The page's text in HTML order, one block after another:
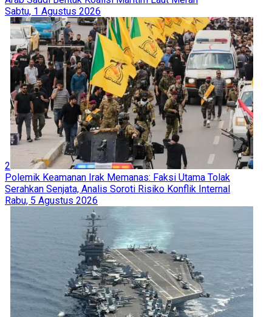
Sabtu, 1 Agustus 2026
2
Polemik Keamanan Irak Memanas: Faksi Utama Tolak
Serahkan Senjata, Analis Soroti Risiko Konflik Internal
Rabu, 5 Agustus 2026